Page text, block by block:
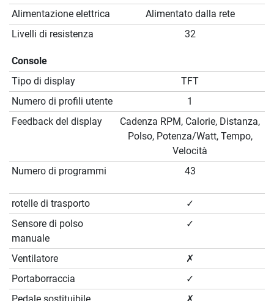
Alimentazione elettrica
Alimentato dalla rete
Livelli di resistenza
32
Console
Tipo di display
TFT
Numero di profili utente
1
Feedback del display
Cadenza RPM, Calorie, Distanza,
Polso, Potenza/Watt, Tempo,
Velocità
Numero di programmi
43
rotelle di trasporto
✓
Sensore di polso
manuale
✓
Ventilatore
✗
Portaborraccia
✓